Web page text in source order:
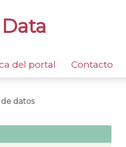
Data
del portal Contacto
datos